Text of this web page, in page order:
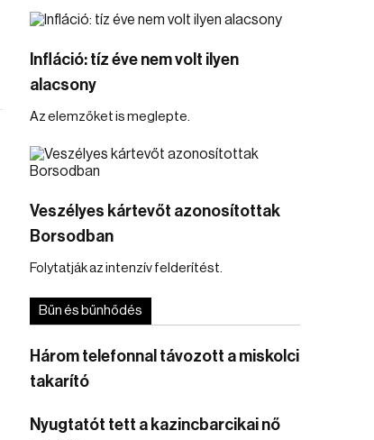
Infláció: tíz éve nem volt ilyen
alacsony
Az elemzőket is meglepte.
Veszélyes kártevőt azonosítottak
Borsodban
Folytatják az intenzív felderítést.
Bűn és bűnhődés
Három telefonnal távozott a miskolci
takarító
Nyugtatót tett a kazincbarcikai nő